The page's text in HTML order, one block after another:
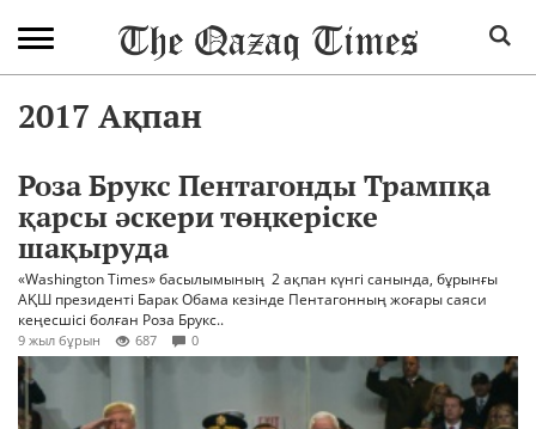
2017 Ақпан
Роза Брукс Пентагонды Трампқа
қарсы әскери төңкеріске
шақыруда
«Washington Times» басылымының 2 ақпан күнгі санында, бұрынғы
АҚШ президенті Барак Обама кезінде Пентагонның жоғары саяси
кеңесшісі болған Роза Брукс..
9 жыл бұрын 687 0